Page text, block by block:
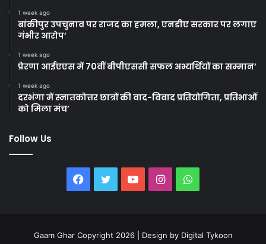
1 week ago
बांकीपुर उपचुनाव पर राजद का हमला, एनडीए सरकार पर लगाए
गंभीर आरोप’
1 week ago
प्रेरणा आईएएस में 70वीं बीपीएससी सफल अभ्यर्थियों का सम्मान’
1 week ago
दरभंगा में स्नातकोत्तर छात्रों की वाद-विवाद प्रतियोगिता, प्रतिभाओं
को मिला मंच’
Follow Us
Facebook
TwitterYouTubeInstagramWhatsApp
Gaam Ghar Copyright 2026 | Design by Digital Tykoon